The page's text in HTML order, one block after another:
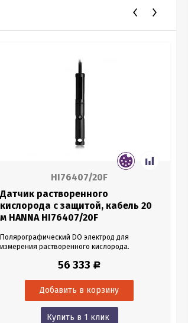
HI76407/20F
Датчик растворенного
кислорода с защитой, кабель 20
м HANNA HI76407/20F
Полярографический DO электрод для
измерения растворенного кислорода.
полевых измерений. Диапазон от 0 до 300%.
работы 0-50°С. Кабель 20 м. Разъем Qiuck DIN.
Датчик для приборов настольных и
портативных оксиметров HANNA.
56 333 Р
Купить в 1 клик